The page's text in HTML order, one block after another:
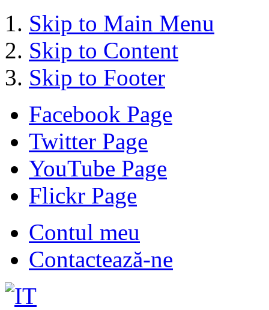
Skip to Main Menu
Skip to Content
Skip to Footer
Facebook Page
Twitter Page
YouTube Page
Flickr Page
Contul meu
Contactează-ne